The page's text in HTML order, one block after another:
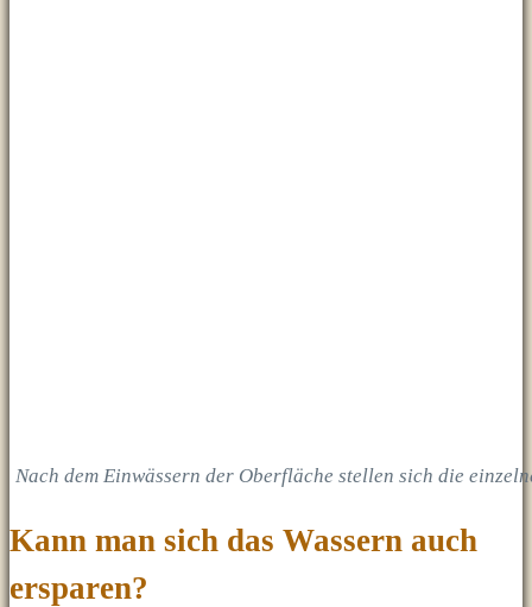
Nach dem Einwässern der Oberfläche stellen sich die
Kann man sich das Wassern auch
ersparen?